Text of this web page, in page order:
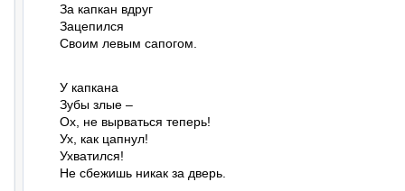
За капкан вдруг
Зацепился
Своим левым сапогом.
У капкана
Зубы злые –
Ох, не вырваться теперь!
Ух, как цапнул!
Ухватился!
Не сбежишь никак за дверь.